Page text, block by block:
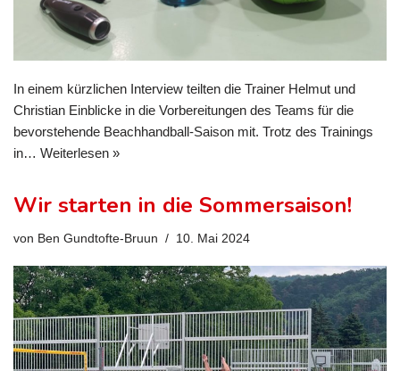
In einem kürzlichen Interview teilten die Trainer Helmut und
Christian Einblicke in die Vorbereitungen des Teams für die
bevorstehende Beachhandball-Saison mit. Trotz des Trainings
in… Weiterlesen »
Wir starten in die Sommersaison!
von Ben Gundtofte-Bruun 10. Mai 2024